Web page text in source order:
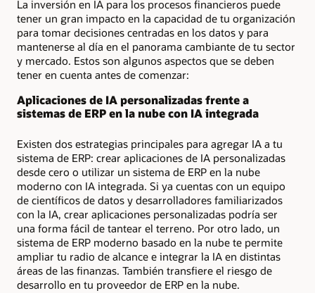
La inversión en IA para los procesos financieros puede
tener un gran impacto en la capacidad de tu organización
para tomar decisiones centradas en los datos y para
mantenerse al día en el panorama cambiante de tu sector
y mercado. Estos son algunos aspectos que se deben
tener en cuenta antes de comenzar:
Aplicaciones de IA personalizadas frente a
sistemas de ERP en la nube con IA integrada
Existen dos estrategias principales para agregar IA a tu
sistema de ERP: crear aplicaciones de IA personalizadas
desde cero o utilizar un sistema de ERP en la nube
moderno con IA integrada. Si ya cuentas con un equipo
de científicos de datos y desarrolladores familiarizados
con la IA, crear aplicaciones personalizadas podría ser
una forma fácil de tantear el terreno. Por otro lado, un
sistema de ERP moderno basado en la nube te permite
ampliar tu radio de alcance e integrar la IA en distintas
áreas de las finanzas. También transfiere el riesgo de
desarrollo en tu proveedor de ERP en la nube.